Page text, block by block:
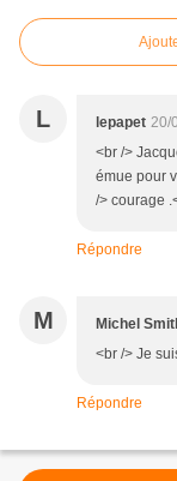
L lepapet 20/
<br />
émue pour
/> courage
Répondre
M Michel
<br /> Je
Répondre